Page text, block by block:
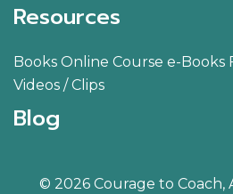
Resources
Books Online Course e-Books
Videos / Clips
Blog
© 2026 Courage to Coach,